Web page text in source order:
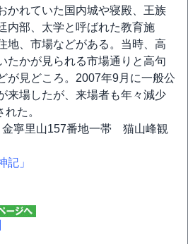
かれていた国内城や寝殿、王族
内部、太学と呼ばれた教育施
地、市場などがある。当時、高
たかが見られる市場通りと高句
が見どころ。2007年9月に一般公
来場したが、来場者も年々減少
た。
寧里山157番地一帯 猫山峰観
記」